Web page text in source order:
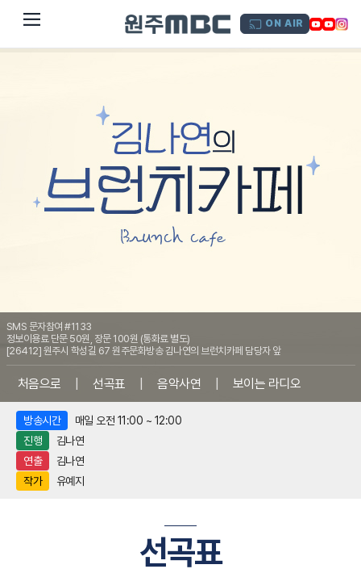
dehaze ON AIR
SMS 문자참여 #1133
정보이용료 단문 50원, 장문 100원 (통화료 별도)
[26412] 원주시 학성길 67 원주문화방송 김나연의 브런치카페 담당자 앞
처음으로 선곡표 음악사연 보이는 라디오
방송시간
매일 오전 11:00 ~ 12:00
진행
김나연
연출
김나연
작가
유예지
선곡표